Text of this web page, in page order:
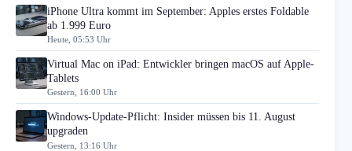
iPhone Ultra kommt im September: Apples erstes Foldable
ab 1.999 Euro
Heute, 05:53 Uhr
Virtual Mac on iPad: Entwickler bringen macOS auf Apple-
Tablets
Gestern, 16:00 Uhr
Windows-Update-Pflicht: Insider müssen bis 11. August
upgraden
Gestern, 13:16 Uhr